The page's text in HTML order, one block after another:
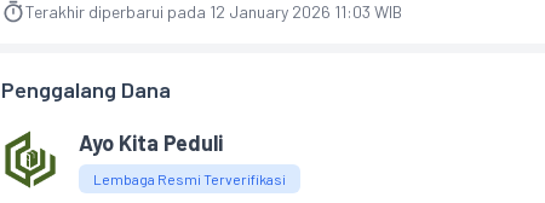
Terakhir diperbarui pada 12 January 2026 11:03 WIB
Penggalang Dana
Ayo Kita Peduli
Lembaga Resmi Terverifikasi